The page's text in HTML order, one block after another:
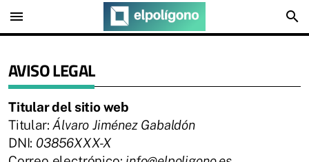
menu search
AVISO LEGAL
Titular del sitio web
Titular:Álvaro Jiménez Gabaldón
DNI: 03856XXX-X